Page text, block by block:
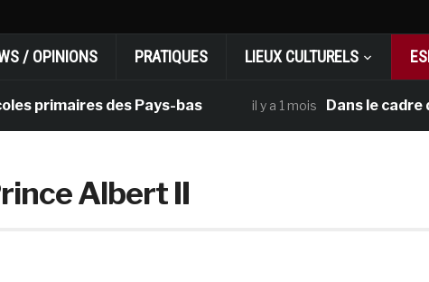
/ OPINIONS PRATIQUES LIEUX CULTURELS
des Pays-bas il y a 1 mois Dans le cadre de
Albert II